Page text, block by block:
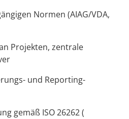
Normen (AIAG/VDA,
Projekten, zentrale
und Reporting-
gemäß ISO 26262 (